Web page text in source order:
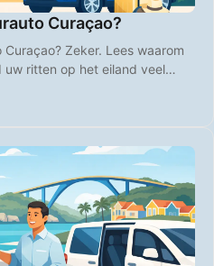
Curaçao?
Zeker. Lees waarom
ritten op het eiland veel